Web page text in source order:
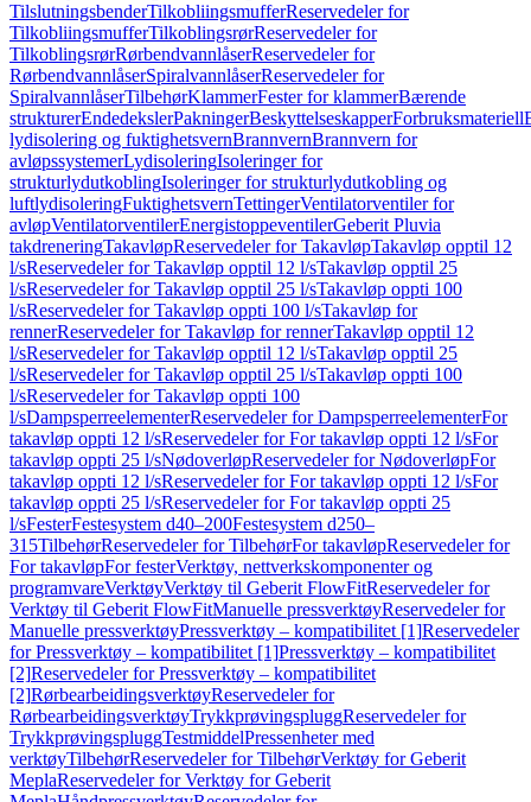
TilslutningsbenderTilkobliingsmufferReservedeler for
TilkobliingsmufferTilkoblingsrørReservedeler for
TilkoblingsrørRørbendvannlåserReservedeler for
RørbendvannlåserSpiralvannlåserReservedeler for
SpiralvannlåserTilbehørKlammerFester for klammerBærende
strukturerEndedekslerPakningerBeskyttelseskapperForbruksmateriell
lydisolering og fuktighetsvernBrannvernBrannvern for
avløpssystemerLydisoleringIsoleringer for
strukturlydutkoblingIsoleringer for strukturlydutkobling og
luftlydisoleringFuktighetsvernTettingerVentilatorventiler for
avløpVentilatorventilerEnergistoppeventilerGeberit Pluvia
takdreneringTakavløpReservedeler for TakavløpTakavløp opptil 12
l/sReservedeler for Takavløp opptil 12 l/sTakavløp opptil 25
l/sReservedeler for Takavløp opptil 25 l/sTakavløp oppti 100
l/sReservedeler for Takavløp oppti 100 l/sTakavløp for
rennerReservedeler for Takavløp for rennerTakavløp opptil 12
l/sReservedeler for Takavløp opptil 12 l/sTakavløp opptil 25
l/sReservedeler for Takavløp opptil 25 l/sTakavløp oppti 100
l/sReservedeler for Takavløp oppti 100
l/sDampsperreelementerReservedeler for DampsperreelementerFor
takavløp oppti 12 l/sReservedeler for For takavløp oppti 12 l/sFor
takavløp oppti 25 l/sNødoverløpReservedeler for NødoverløpFor
takavløp oppti 12 l/sReservedeler for For takavløp oppti 12 l/sFor
takavløp oppti 25 l/sReservedeler for For takavløp oppti 25
l/sFesterFestesystem d40–200Festesystem d250–
315TilbehørReservedeler for TilbehørFor takavløpReservedeler for
For takavløpFor festerVerktøy, nettverkskomponenter og
programvareVerktøyVerktøy til Geberit FlowFitReservedeler for
Verktøy til Geberit FlowFitManuelle pressverktøyReservedeler for
Manuelle pressverktøyPressverktøy – kompatibilitet [1]Reservedeler
for Pressverktøy – kompatibilitet [1]Pressverktøy – kompatibilitet
[2]Reservedeler for Pressverktøy – kompatibilitet
[2]RørbearbeidingsverktøyReservedeler for
RørbearbeidingsverktøyTrykkprøvingspluggReservedeler for
TrykkprøvingspluggTestmiddelPressenheter med
verktøyTilbehørReservedeler for TilbehørVerktøy for Geberit
MeplaReservedeler for Verktøy for Geberit